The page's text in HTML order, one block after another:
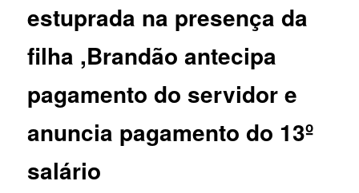
estuprada na presença da
filha ,Brandão antecipa
pagamento do servidor e
anuncia pagamento do 13º
salário